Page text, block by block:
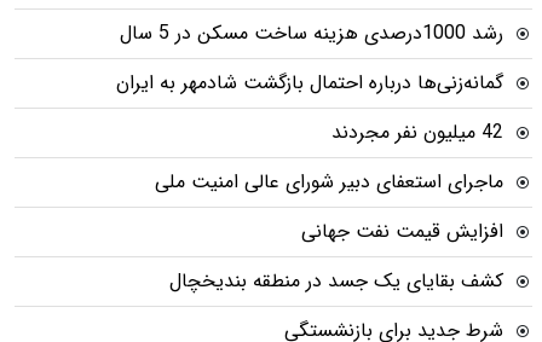
رشد 1000درصدی هزینه ساخت مسکن در 5 سال
گمانه‌زنی‌ها درباره احتمال بازگشت شادمهر به ایران
42 میلیون نفر مجردند
ماجرای استعفای دبیر شورای عالی امنیت ملی
افزایش قیمت نفت جهانی
کشف بقایای یک جسد در منطقه بندیخچال
شرط جدید برای بازنشستگی